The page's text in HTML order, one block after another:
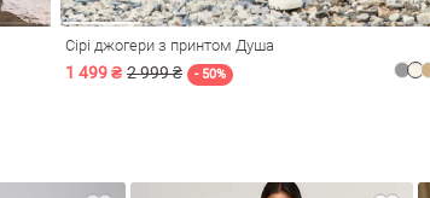
Сірі джогери з принтом Душа
1 499 ₴ 2 999 ₴ - 50%